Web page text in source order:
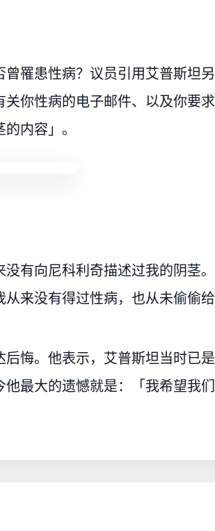
罹患性病？议员引用艾普斯坦另
你性病的电子邮件、以及你要求
内容」。
有向尼科利奇描述过我的阴茎。
来没有得过性病，也从未偷偷给
悔。他表示，艾普斯坦当时已是
最大的遗憾就是：「我希望我们